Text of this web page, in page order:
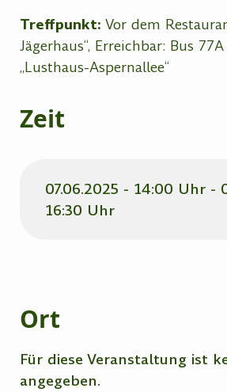
Treffpunkt: Vor dem
Jägerhaus“, Erreichbar: Bus
„Lusthaus-Aspernallee“
Zeit
07.06.2025 - 14:00 Uhr -
16:30 Uhr
Ort
Für diese Veranstaltung ist
angegeben.